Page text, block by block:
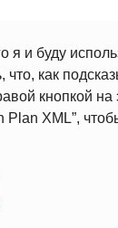
я и буду
как
кнопкой на
XML”,